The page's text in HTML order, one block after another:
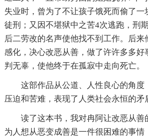
失业时，曾为了不让孩子饿死而偷了一
徒刑；又因不堪狱中之苦4次逃跑，刑
后二劳改的名声使他找不到工作。后来
感化，决心改恶从善，做了许许多多好
判无辜，使他终于在孤寂中走向死亡。
这部作品从公道、人性良心的角度
压迫和苦难，表现了人类社会永恒的矛
读了这本书，我对冉阿让改恶从善
为人想从恶变成善是一件很困难的事情